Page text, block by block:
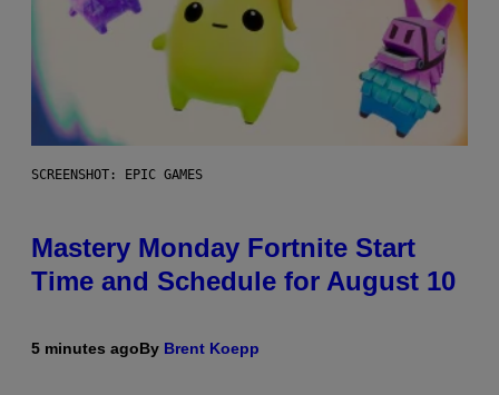
SCREENSHOT: EPIC GAMES
Mastery Monday Fortnite Start
Time and Schedule for August 10
5 minutes agoBy Brent Koepp